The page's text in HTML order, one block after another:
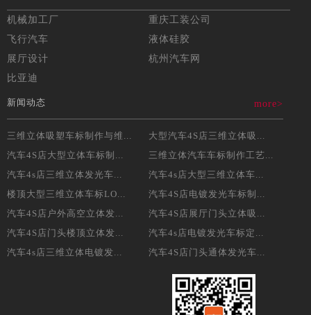
机械加工厂
重庆工装公司
飞行汽车
液体硅胶
展厅设计
杭州汽车网
比亚迪
新闻动态 more>
三维立体吸塑车标制作与维...
大型汽车4S店三维立体吸...
汽车4S店大型立体车标制...
三维立体汽车车标制作工艺...
汽车4s店三维立体发光车...
汽车4s店大型三维立体车...
楼顶大型三维立体车标LO...
汽车4S店电镀发光车标制...
汽车4S店户外高空立体发...
汽车4S店展厅门头立体吸...
汽车4S店门头楼顶立体发...
汽车4s店电镀发光车标定...
汽车4s店三维立体电镀发...
汽车4S店门头通体发光车...